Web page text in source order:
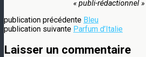
« publi-rédactionnel »
publication précédente Bleu
publication suivante Parfum d’Italie
Laisser un commentaire